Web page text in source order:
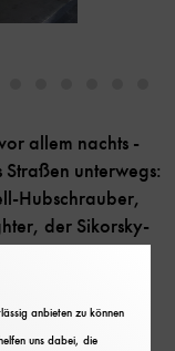
allem nachts -
unterwegs:
Hubschrauber,
der Sikorsky-
Ju") kamen
Inzwischen
die Sanierung
auf der
anbieten zu können
uns dabei, die